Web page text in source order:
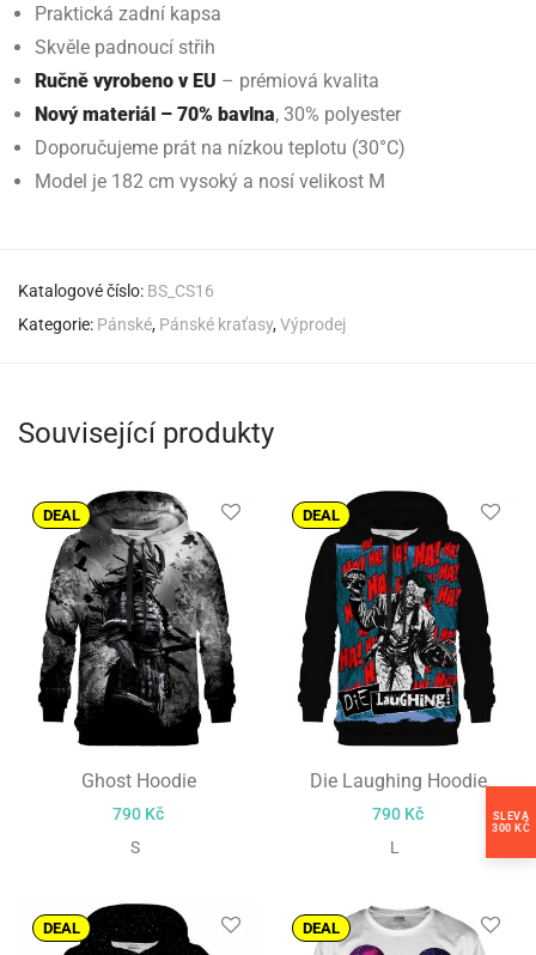
Praktická zadní kapsa
Skvěle padnoucí střih
Ručně vyrobeno v EU – prémiová kvalita
Nový materiál – 70% bavlna, 30% polyester
Doporučujeme prát na nízkou teplotu (30°C)
Model je 182 cm vysoký a nosí velikost M
Katalogové číslo: BS_CS16
Kategorie: Pánské, Pánské kraťasy,Výprodej
Související produkty
DEAL
Ghost Hoodie
790 Kč
S
DEAL
Die Laughing Hoodie
790 Kč
L
DEAL DEAL
SLEVA
300 KČ